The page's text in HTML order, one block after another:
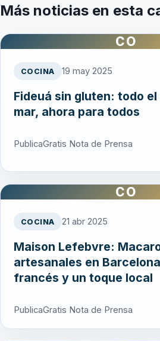
Más noticias en esta
CO
COCINA 19 may 2025
Fideuá sin gluten: todo
mar, ahora para todos
PublicaGratis Nota de Prensa
CO
COCINA 21 abr 2025
Maison Lefebvre:
artesanales en
francés y un toque local
PublicaGratis Nota de Prensa